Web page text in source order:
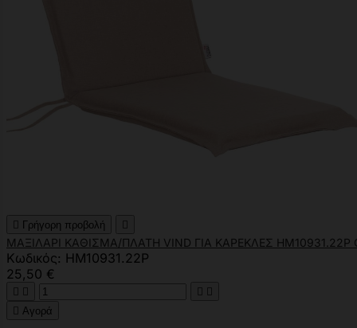
 Γρήγορη προβολή 
ΜΑΞΙΛΑΡΙ ΚΑΘΙΣΜΑ/ΠΛΑΤΗ VIND ΓΙΑ ΚΑΡΕΚΛΕΣ HM10931.22P
Κωδικός: HM10931.22P
25,50 €
   
 Αγορά